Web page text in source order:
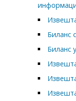
Биланс
Биланс